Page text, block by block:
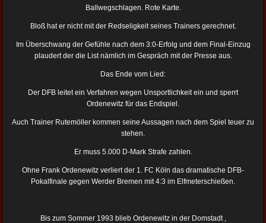
Ballwegschlagen. Rote Karte.
Bloß hat er nicht mit der Redseligkeit seines Trainers gerechnet.
Im Überschwang der Gefühle nach dem 3:0-Erfolg und dem Final-Einzug
plaudert der die List nämlich im Gespräch mit der Presse aus.
Das Ende vom Lied:
Der DFB leitet ein Verfahren wegen Unsportlichkeit ein und sperrt
Ordenewitz für das Endspiel.
Auch Trainer Rutemöller kommen seine Aussagen nach dem Spiel teuer zu
stehen.
Er muss 5.000 D-Mark Strafe zahlen.
Ohne Frank Ordenewitz verliert der 1. FC Köln das dramatische DFB-
Pokalfinale gegen Werder Bremen mit 4:3 im Elfmeterschießen.
Bis zum Sommer 1993 blieb Ordenewitz in der Domstadt ,